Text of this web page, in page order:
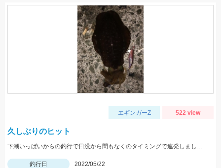
エギンガーZ 522 view
久しぶりのヒット
下潮いっぱいからの釣行で日没から間もなくのタイミングで連発しました。
釣行日
2022/05/22